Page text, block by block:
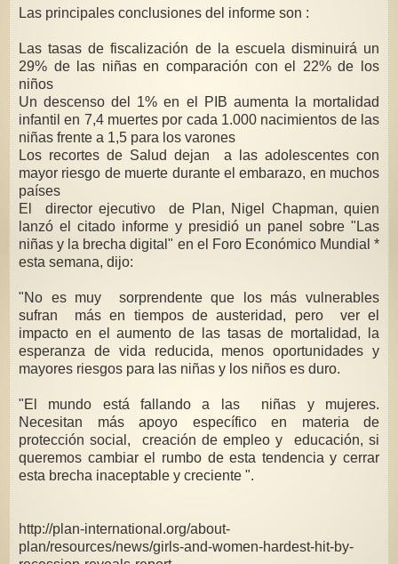
Las principales conclusiones del informe son :
Las tasas de fiscalización de la escuela disminuirá un
29% de las niñas en comparación con el 22% de los
niños
Un descenso del 1% en el PIB aumenta la mortalidad
infantil en 7,4 muertes por cada 1.000 nacimientos de las
niñas frente a 1,5 para los varones
Los recortes de Salud dejan a las adolescentes con
mayor riesgo de muerte durante el embarazo, en muchos
países
El director ejecutivo de Plan, Nigel Chapman, quien
lanzó el citado informe y presidió un panel sobre "Las
niñas y la brecha digital" en el Foro Económico Mundial *
esta semana, dijo:
"No es muy sorprendente que los más vulnerables
sufran más en tiempos de austeridad, pero ver el
impacto en el aumento de las tasas de mortalidad, la
esperanza de vida reducida, menos oportunidades y
mayores riesgos para las niñas y los niños es duro.
"El mundo está fallando a las niñas y mujeres.
Necesitan más apoyo específico en materia de
protección social, creación de empleo y educación, si
queremos cambiar el rumbo de esta tendencia y cerrar
esta brecha inaceptable y creciente ".
http://plan-international.org/about-
plan/resources/news/girls-and-women-hardest-hit-by-